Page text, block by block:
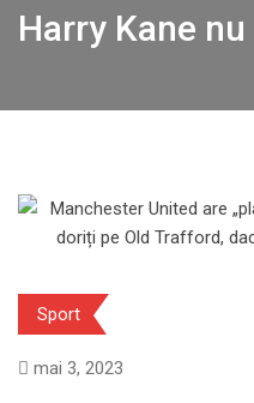
Harry Kane
Sport
mai 3, 2023